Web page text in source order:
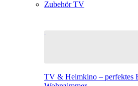
Zubehör TV
TV & Heimkino – perfektes